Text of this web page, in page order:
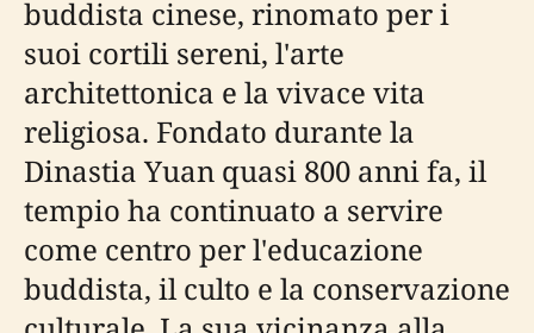
buddista cinese, rinomato per i
suoi cortili sereni, l'arte
architettonica e la vivace vita
religiosa. Fondato durante la
Dinastia Yuan quasi 800 anni fa, il
tempio ha continuato a servire
come centro per l'educazione
buddista, il culto e la conservazione